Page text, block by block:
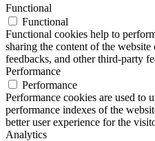
Functional
Functional
Functional cookies help to
sharing the content of the
feedbacks, and other third-party
Performance
Performance
Performance cookies are used to
performance indexes of the
better user experience for the
Analytics